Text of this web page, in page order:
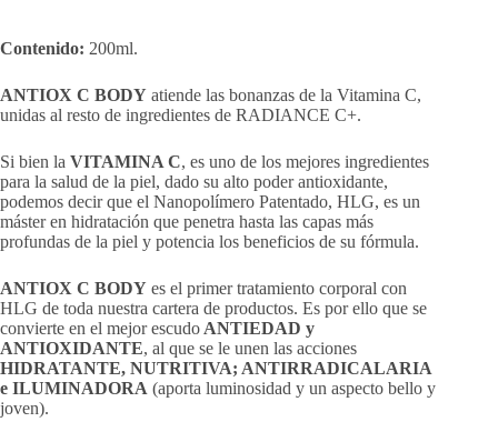
Contenido: 200ml.
ANTIOX C BODY atiende las bonanzas de la Vitamina C,
unidas al resto de ingredientes de RADIANCE C+.
Si bien la VITAMINA C, es uno de los mejores ingredientes
para la salud de la piel, dado su alto poder antioxidante,
podemos decir que el Nanopolímero Patentado, HLG, es un
máster en hidratación que penetra hasta las capas más
profundas de la piel y potencia los beneficios de su fórmula.
ANTIOX C BODY es el primer tratamiento corporal con
HLG de toda nuestra cartera de productos. Es por ello que se
convierte en el mejor escudo ANTIEDAD y
ANTIOXIDANTE, al que se le unen las acciones
HIDRATANTE, NUTRITIVA; ANTIRRADICALARIA
e ILUMINADORA (aporta luminosidad y un aspecto bello y
joven).